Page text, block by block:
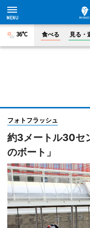
36°C 食べる 見る・
フォトフラッシュ
約3メートル30セ
のボート」